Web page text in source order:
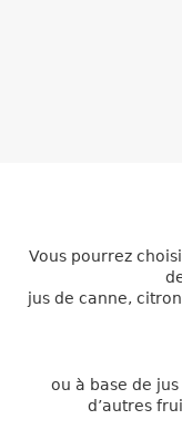
Vous pourrez
jus de canne,
ou à base de
d’autres